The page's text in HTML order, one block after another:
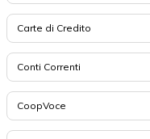
Carte di Credito
Conti Correnti
CoopVoce